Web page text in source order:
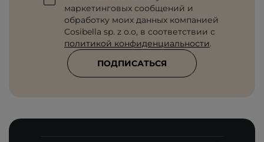
маркетинговых сообщений и
обработку моих данных компанией
Cosibella sp. z o.o, в соответствии с
политикой конфиденциальности.
ПОДПИСАТЬСЯ